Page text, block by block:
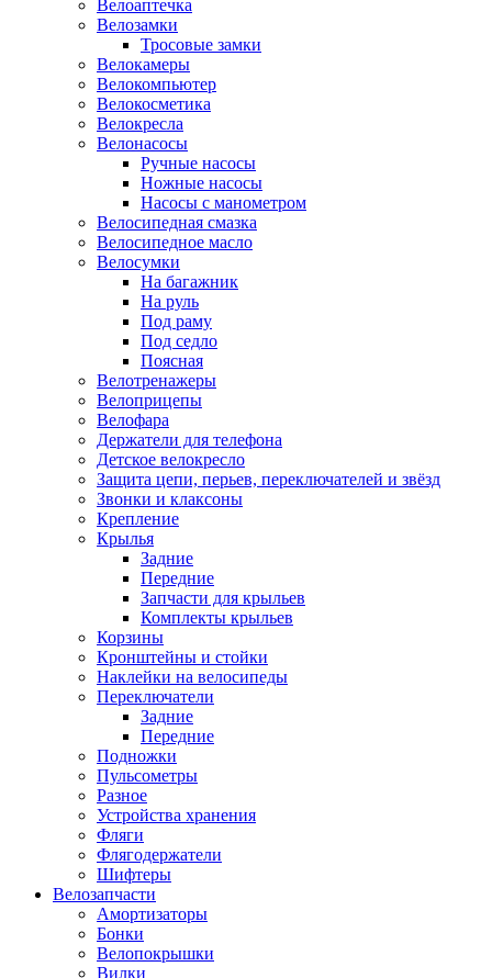
Велоаптечка
Велозамки
Тросовые замки
Велокамеры
Велокомпьютер
Велокосметика
Велокресла
Велонасосы
Ручные насосы
Ножные насосы
Насосы с манометром
Велосипедная смазка
Велосипедное масло
Велосумки
На багажник
На руль
Под раму
Под седло
Поясная
Велотренажеры
Велоприцепы
Велофара
Держатели для телефона
Детское велокресло
Защита цепи, перьев, переключателей и звёзд
Звонки и клаксоны
Крепление
Крылья
Задние
Передние
Запчасти для крыльев
Комплекты крыльев
Корзины
Кронштейны и стойки
Наклейки на велосипеды
Переключатели
Задние
Передние
Подножки
Пульсометры
Разное
Устройства хранения
Фляги
Флягодержатели
Шифтеры
Велозапчасти
Амортизаторы
Бонки
Велопокрышки
Вилки